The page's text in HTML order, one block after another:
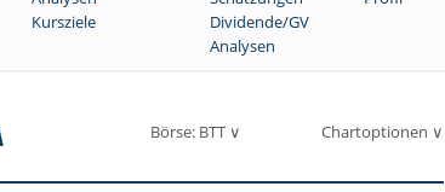
Kursziele Dividende/GV
Analysen
Börse: BTT ∨ Chartoptionen ∨